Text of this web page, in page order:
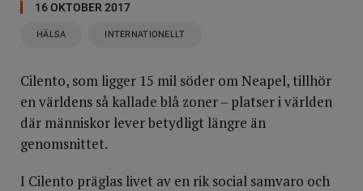
16 OKTOBER 2017
HÄLSA INTERNATIONELLT
Cilento, som ligger 15 mil söder om Neapel, tillhör
en världens så kallade blå zoner – platser i världen
där människor lever betydligt längre än
genomsnittet.
I Cilento präglas livet av en rik social samvaro och